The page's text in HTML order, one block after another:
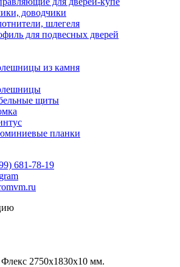
доводчики
шлегеля
для подвесных дверей
из камня
щиты
планки
681-78-19
2750х1830х10 мм.